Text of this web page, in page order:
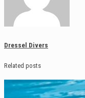
Dressel Divers
Related posts